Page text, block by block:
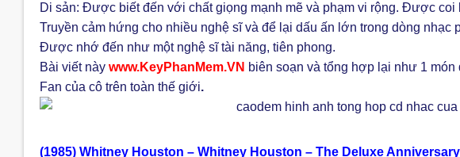
Di sản: Được biết đến với chất giọng mạnh mẽ và phạm vi rộng. Được
Truyền cảm hứng cho nhiều nghệ sĩ và để lại dấu ấn lớn trong dòng
Được nhớ đến như một nghệ sĩ tài năng, tiên phong.
Bài viết này www.KeyPhanMem.VN biên soạn và tổng hợp lại như 1 món
Fan của cô trên toàn thế giới.
(1985) Whitney Houston – Whitney Houston – The Deluxe